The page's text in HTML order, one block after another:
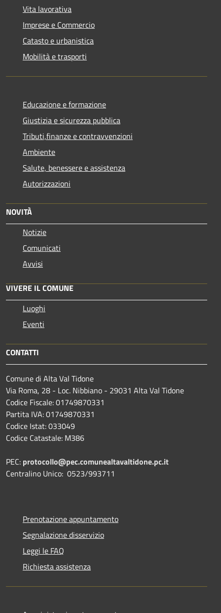
Vita lavorativa
Imprese e Commercio
Catasto e urbanistica
Mobilità e trasporti
Educazione e formazione
Giustizia e sicurezza pubblica
Tributi,finanze e contravvenzioni
Ambiente
Salute, benessere e assistenza
Autorizzazioni
NOVITÀ
Notizie
Comunicati
Avvisi
VIVERE IL COMUNE
Luoghi
Eventi
CONTATTI
Comune di Alta Val Tidone
Via Roma, 28 - Loc. Nibbiano - 29031 Alta Val Tidone
Codice Fiscale: 01749870331
Partita IVA: 01749870331
Codice Istat: 033049
Codice Catastale: M386
PEC: protocollo@pec.comunealtavaltidone.pc.it
Centralino Unico: 0523/993711
Prenotazione appuntamento
Segnalazione disservizio
Leggi le FAQ
Richiesta assistenza